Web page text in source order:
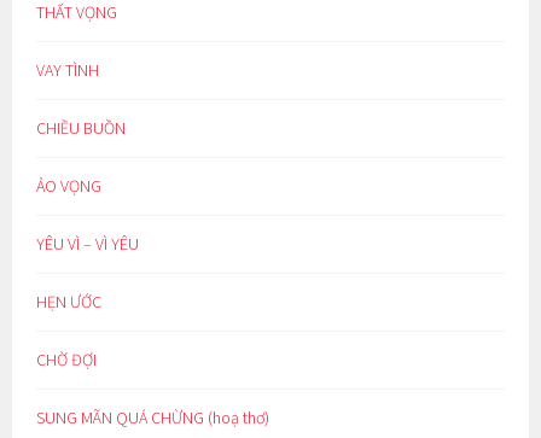
THẤT VỌNG
VAY TÌNH
CHIỀU BUỒN
ẢO VỌNG
YÊU VÌ – VÌ YÊU
HẸN ƯỚC
CHỜ ĐỢI
SUNG MÃN QUÁ CHỪNG (hoạ thơ)